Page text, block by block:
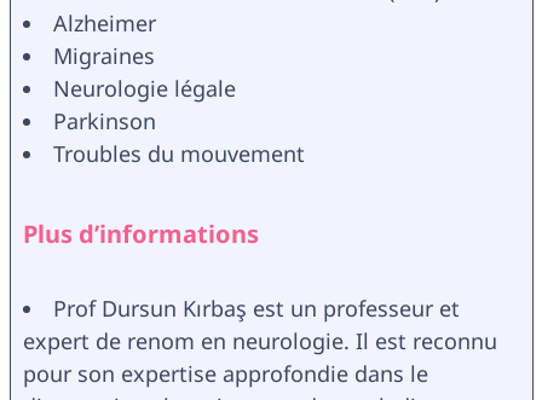
Alzheimer
Migraines
Neurologie légale
Parkinson
Troubles du mouvement
Plus d’informations
Prof Dursun Kırbaş est un professeur et
expert de renom en neurologie. Il est reconnu
pour son expertise approfondie dans le